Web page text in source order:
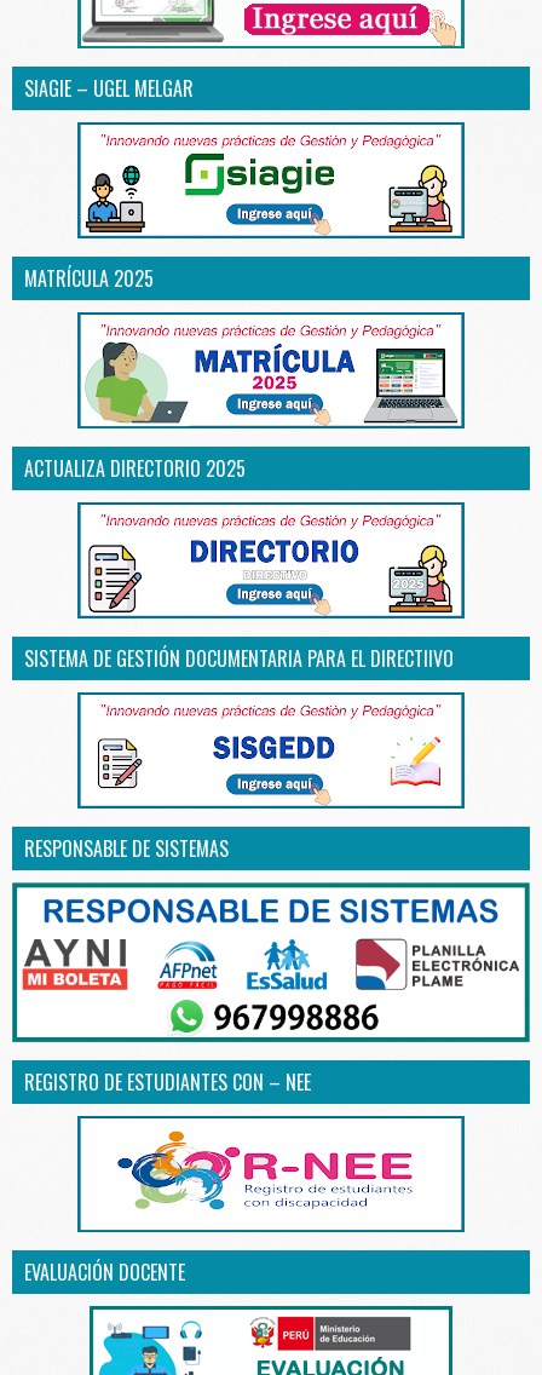
SIAGIE – UGEL MELGAR
MATRÍCULA 2025
ACTUALIZA DIRECTORIO 2025
SISTEMA DE GESTIÓN DOCUMENTARIA PARA EL DIRECTIIVO
RESPONSABLE DE SISTEMAS
REGISTRO DE ESTUDIANTES CON – NEE
EVALUACIÓN DOCENTE